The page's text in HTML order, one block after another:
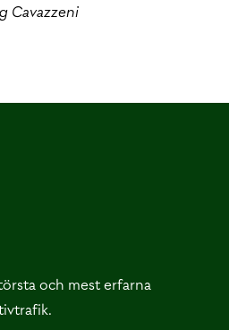
Cavazzeni
och mest erfarna